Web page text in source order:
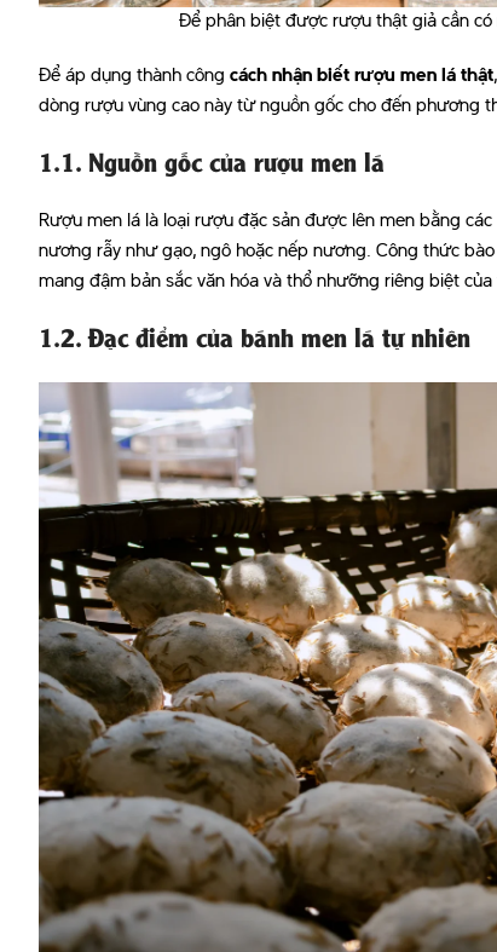
Để phân biệt được rượu thật giả cần
Để áp dụng thành công cách nhận biết rượu men lá thật
dòng rượu vùng cao này từ nguồn gốc cho đến phương
1.1. Nguồn gốc của rượu men lá
Rượu men lá là loại rượu đặc sản được lên men bằng
nương rẫy như gạo, ngô hoặc nếp nương. Công thức
mang đậm bản sắc văn hóa và thổ nhưỡng riêng biệt
1.2. Đặc điểm của bánh men lá tự nhiên